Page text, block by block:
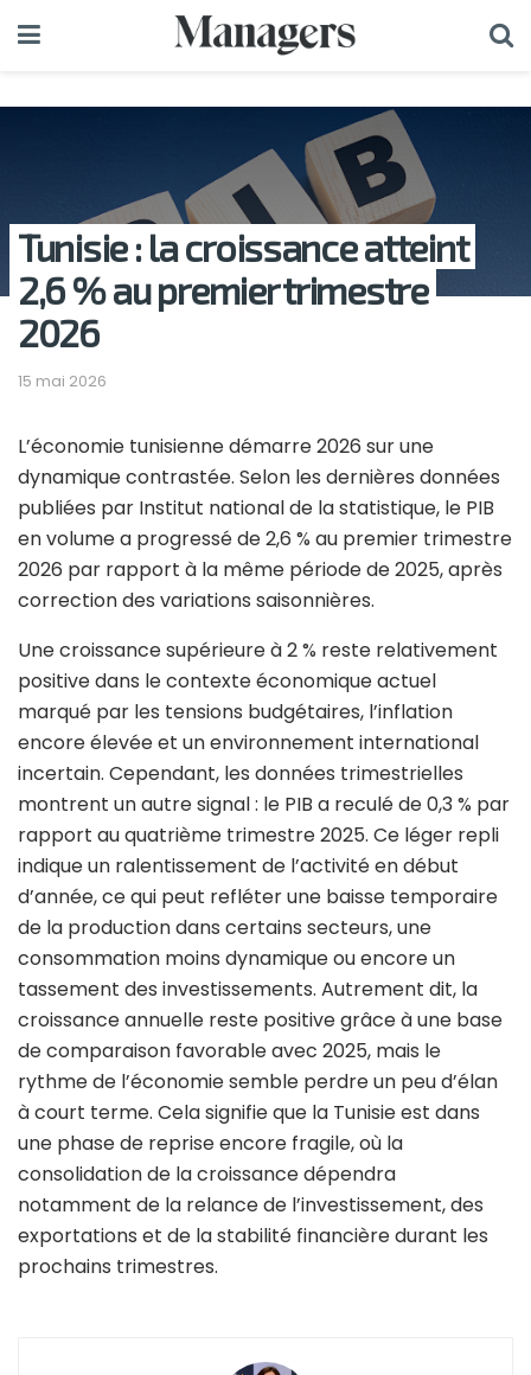
Tunisie : la croissance atteint
2,6 % au premier trimestre
2026
15 mai 2026
L’économie tunisienne démarre 2026 sur une
dynamique contrastée. Selon les dernières données
publiées par Institut national de la statistique, le PIB
en volume a progressé de 2,6 % au premier trimestre
2026 par rapport à la même période de 2025, après
correction des variations saisonnières.
Une croissance supérieure à 2 % reste relativement
positive dans le contexte économique actuel
marqué par les tensions budgétaires, l’inflation
encore élevée et un environnement international
incertain. Cependant, les données trimestrielles
montrent un autre signal : le PIB a reculé de 0,3 % par
rapport au quatrième trimestre 2025. Ce léger repli
indique un ralentissement de l’activité en début
d’année, ce qui peut refléter une baisse temporaire
de la production dans certains secteurs, une
consommation moins dynamique ou encore un
tassement des investissements. Autrement dit, la
croissance annuelle reste positive grâce à une base
de comparaison favorable avec 2025, mais le
rythme de l’économie semble perdre un peu d’élan
à court terme. Cela signifie que la Tunisie est dans
une phase de reprise encore fragile, où la
consolidation de la croissance dépendra
notamment de la relance de l’investissement, des
exportations et de la stabilité financière durant les
prochains trimestres.